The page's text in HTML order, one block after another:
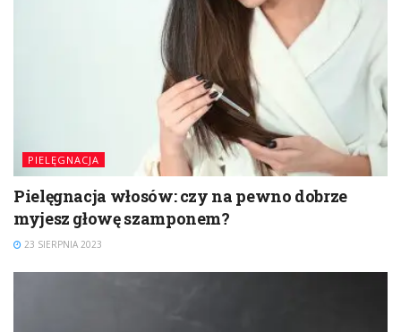
PIELĘGNACJA
Pielęgnacja włosów: czy na pewno dobrze
myjesz głowę szamponem?
23 SIERPNIA 2023